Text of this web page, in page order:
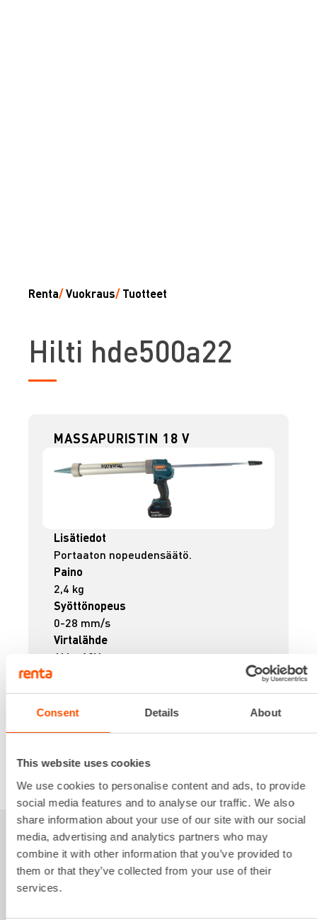
Consent Details About
This website uses cookies
We use cookies to personalise content and ads, to provide
social media features and to analyse our traffic. We also
share information about your use of our site with our social
media, advertising and analytics partners who may
combine it with other information that you’ve provided to
them or that they’ve collected from your use of their
services.
Renta/Vuokraus/ Tuotteet
Hilti hde500a22
MASSAPURISTIN 18 V
Lisätiedot
Portaaton nopeudensäätö.
Paino
2,4 kg
Syöttönopeus
0-28 mm/s
Virtalähde
Akku 18V
/ pv
Seuraavat pv ? 13,89 €/ pv
Kuukausi / kk
Alv 0 %
Sinua saattaisi
kiinnostaa myös